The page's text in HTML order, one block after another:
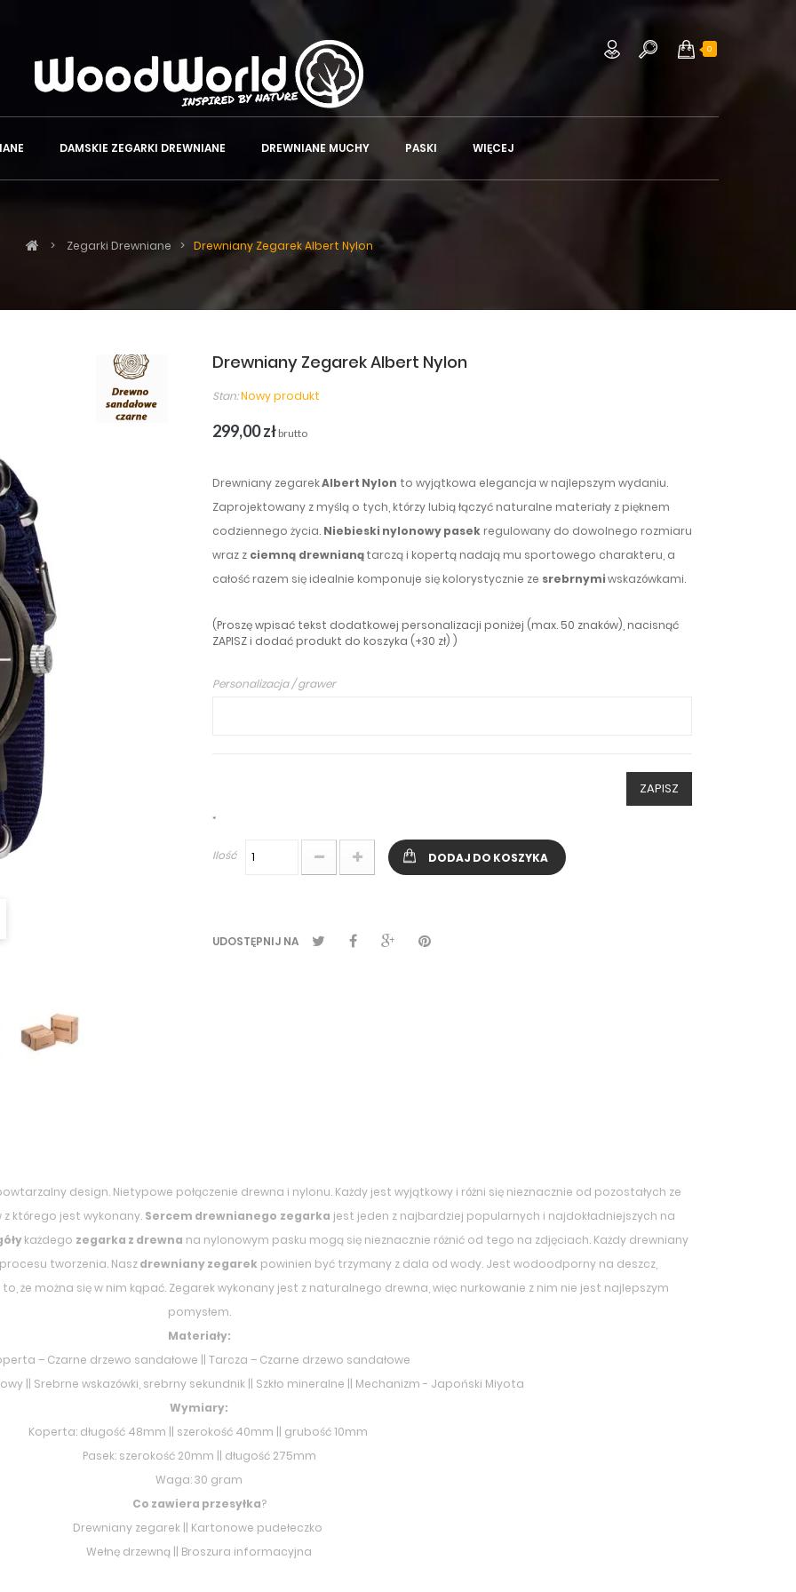
0
DAMSKIE ZEGARKI DREWNIANE DREWNIANE MUCHY PASKI WIĘCEJ
> Zegarki Drewniane > Drewniany Zegarek Albert Nylon
Drewniany Zegarek Albert Nylon
Stan:Nowy produkt
299,00 zł brutto
Drewniany zegarekAlbert Nylon to wyjątkowa elegancja w najlepszym wydaniu.
Zaprojektowany z myślą o tych, którzy lubią łączyć naturalne materiały z pięknem
codziennego życia. Niebieski nylonowy pasek regulowany do dowolnego rozmiaru
wraz z ciemną drewnianątarczą i kopertą nadają mu sportowego charakteru, a
całość razem się idealnie komponuje się kolorystycznie ze srebrnymiwskazówkami.
(Proszę wpisać tekst dodatkowej personalizacji poniżej (max. 50 znaków), nacisnąć
ZAPISZ i dodać produkt do koszyka (+30 zł) )
Personalizacja / grawer
ZAPISZ
*
Ilość DODAJ DO KOSZYKA
UDOSTĘPNIJ NA
design. Nietypowe połączenie drewna i nylonu. Każdy jest wyjątkowy i różni się nieznacznie od pozostałych ze
którego jest wykonany. Sercem drewnianego zegarka jest jeden z najbardziej popularnych i najdokładniejszych na
każdego zegarka z drewna na nylonowym pasku mogą się nieznacznie różnić od tego na zdjęciach. Każdy drewniany
tworzenia. Naszdrewniany zegarek powinien być trzymany z dala od wody. Jest wodoodporny na deszcz,
że można się w nim kąpać. Zegarek wykonany jest z naturalnego drewna, więc nurkowanie z nim nie jest najlepszym
pomysłem.
Materiały:
– Czarne drzewo sandałowe || Tarcza – Czarne drzewo sandałowe
|| Srebrne wskazówki, srebrny sekundnik || Szkło mineralne || Mechanizm - Japoński Miyota
Wymiary:
Koperta: długość 48mm || szerokość 40mm || grubość 10mm
Pasek: szerokość 20mm || długość 275mm
Waga: 30 gram
Co zawiera przesyłka?
Drewniany zegarek || Kartonowe pudełeczko
Wełnę drzewną || Broszura informacyjna